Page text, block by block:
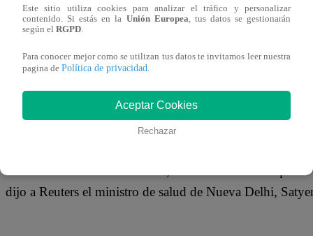
El programa fue ideado en mayo, cuando los casos de
“Si no hubiésemos hecho esto, no habría habido
dijo a Reuters el ministro de salud de Nueva Delhi,
Este sitio utiliza cookies para analizar el tráfico y personalizar
contenido. Si estás en la Unión Europea, tus datos se gestionarán
según el RGPD.
Para conocer mejor como se utilizan tus datos te invitamos leer nuestra
pagina de Política de privacidad.
Aceptar Cookies
Rechazar